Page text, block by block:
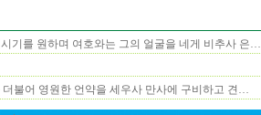
기를 원하며 여호와는 그의 얼굴을 네게 비추사 은…
불어 영원한 언약을 세우사 만사에 구비하고 견…